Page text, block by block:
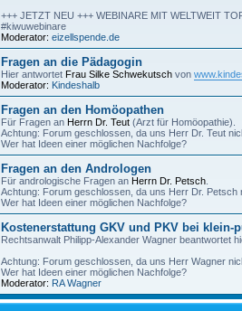
+++ JETZT NEU +++ WEBINARE MIT WELTWEIT
#kiwuwebinare
Moderator: eizellspende.de
Fragen an die Pädagogin
Hier antwortet Frau Silke Schwekutsch von
Moderator: Kindeshalb
Fragen an den Homöopathen
Für Fragen an Herrn Dr. Teut (Arzt für Homöopathie).
Achtung: Forum geschlossen, da uns Herr Dr. Teut
Wer hat Ideen einer möglichen Nachfolge?
Fragen an den Andrologen
Für andrologische Fragen an Herrn Dr. Petsch
Achtung: Forum geschlossen, da uns Herr Dr. Petsch
Wer hat Ideen einer möglichen Nachfolge?
Kostenerstattung GKV und PKV bei klein-
Rechtsanwalt Philipp-Alexander Wagner beantwortet
Achtung: Forum geschlossen, da uns Herr Wagner
Wer hat Ideen einer möglichen Nachfolge?
Moderator: RA Wagner